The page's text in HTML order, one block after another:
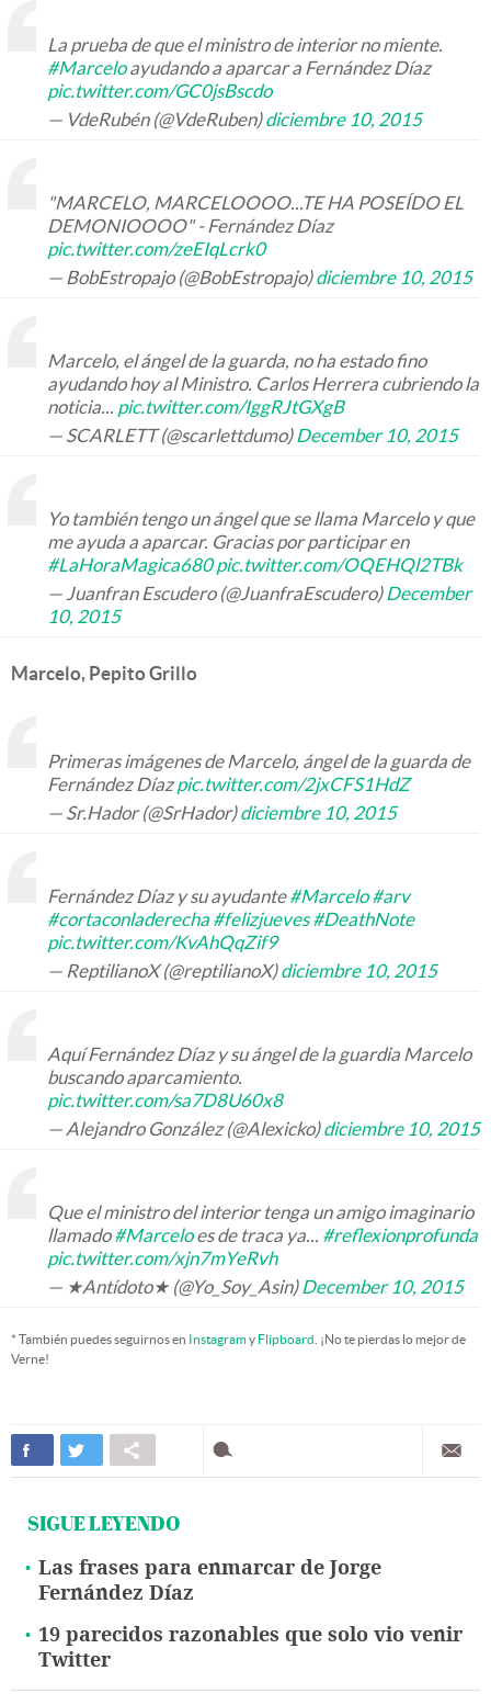
La prueba de que el ministro de interior no miente.
#Marceloayudando a aparcar a Fernández Díaz
pic.twitter.com/GC0jsBscdo
— VdeRubén (@VdeRuben)diciembre 10, 2015
"MARCELO, MARCELOOOO...TE HA POSEÍDO EL
DEMONIOOOO" - Fernández Díaz
pic.twitter.com/zeEIqLcrk0
— BobEstropajo (@BobEstropajo)diciembre 10, 2015
Marcelo, el ángel de la guarda, no ha estado fino
ayudando hoy al Ministro. Carlos Herrera cubriendo la
noticia... pic.twitter.com/IggRJtGXgB
— SCARLETT (@scarlettdumo)December 10, 2015
Yo también tengo un ángel que se llama Marcelo y que
me ayuda a aparcar. Gracias por participar en
#LaHoraMagica680 pic.twitter.com/OQEHQl2TBk
— Juanfran Escudero (@JuanfraEscudero)December
10, 2015
Marcelo, Pepito Grillo
Primeras imágenes de Marcelo, ángel de la guarda de
Fernández Díazpic.twitter.com/2jxCFS1HdZ
— Sr.Hador (@SrHador)diciembre 10, 2015
Fernández Díaz y su ayudante#Marcelo #arv
#cortaconladerecha #felizjueves #DeathNote
pic.twitter.com/KvAhQqZif9
— ReptilianoX (@reptilianoX)diciembre 10, 2015
Aquí Fernández Díaz y su ángel de la guardia Marcelo
buscando aparcamiento.
pic.twitter.com/sa7D8U60x8
— Alejandro González (@Alexicko)diciembre 10, 2015
Que el ministro del interior tenga un amigo imaginario
llamado#Marceloes de traca ya... #reflexionprofunda
pic.twitter.com/xjn7mYeRvh
— ★Antídoto★ (@Yo_Soy_Asin)December 10, 2015
* También puedes seguirnos en Instagramy Flipboard . ¡No te pierdas lo mejor de
Verne!
SIGUE LEYENDO
Las frases para enmarcar de Jorge
Fernández Díaz
19 parecidos razonables que solo vio venir
Twitter